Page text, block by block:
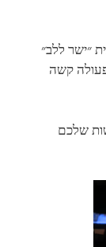
״ישר ללב״
קשה
שלכם